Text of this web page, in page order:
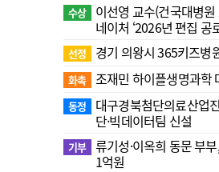
수상
이선영 교수(건국대병
네이처 ‘2026년 편집 공
선정 경기 의왕시 365키즈병
화촉 조재민 하이플생명과학
동정
대구경북첨단의료산업
단·빅데이터팀 신설
기부 류기성·이옥희 동문 부
1억원